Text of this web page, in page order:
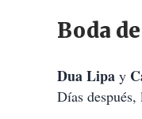
Boda
Dua Lipa y
Días